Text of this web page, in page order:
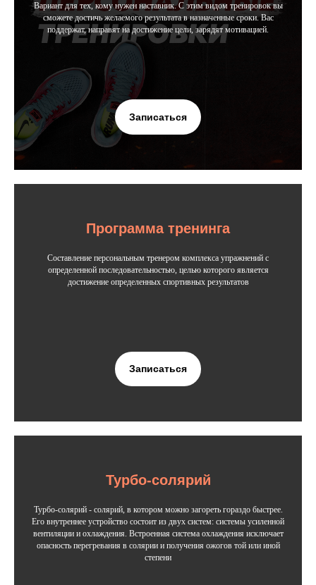
Вариант для тех, кому нужен наставник. С этим видом тренировок вы
сможете достичь желаемого результата в назначенные сроки. Вас
поддержат, направят на достижение цели, зарядят мотивацией.
Записаться
Программа тренинга
Составление персональным тренером комплекса упражнений с
определенной последовательностью, целью которого является
достижение определенных спортивных результатов
Записаться
Турбо-солярий
Турбо-солярий - солярий, в котором можно загореть гораздо быстрее.
Его внутреннее устройство состоит из двух систем: системы усиленной
вентиляции и охлаждения. Встроенная система охлаждения исключает
опасность перегревания в солярии и получения ожогов той или иной
степени